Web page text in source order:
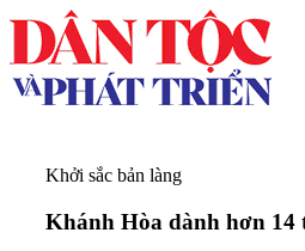
Khởi sắc bản làng
Khánh Hòa dành hơn 14